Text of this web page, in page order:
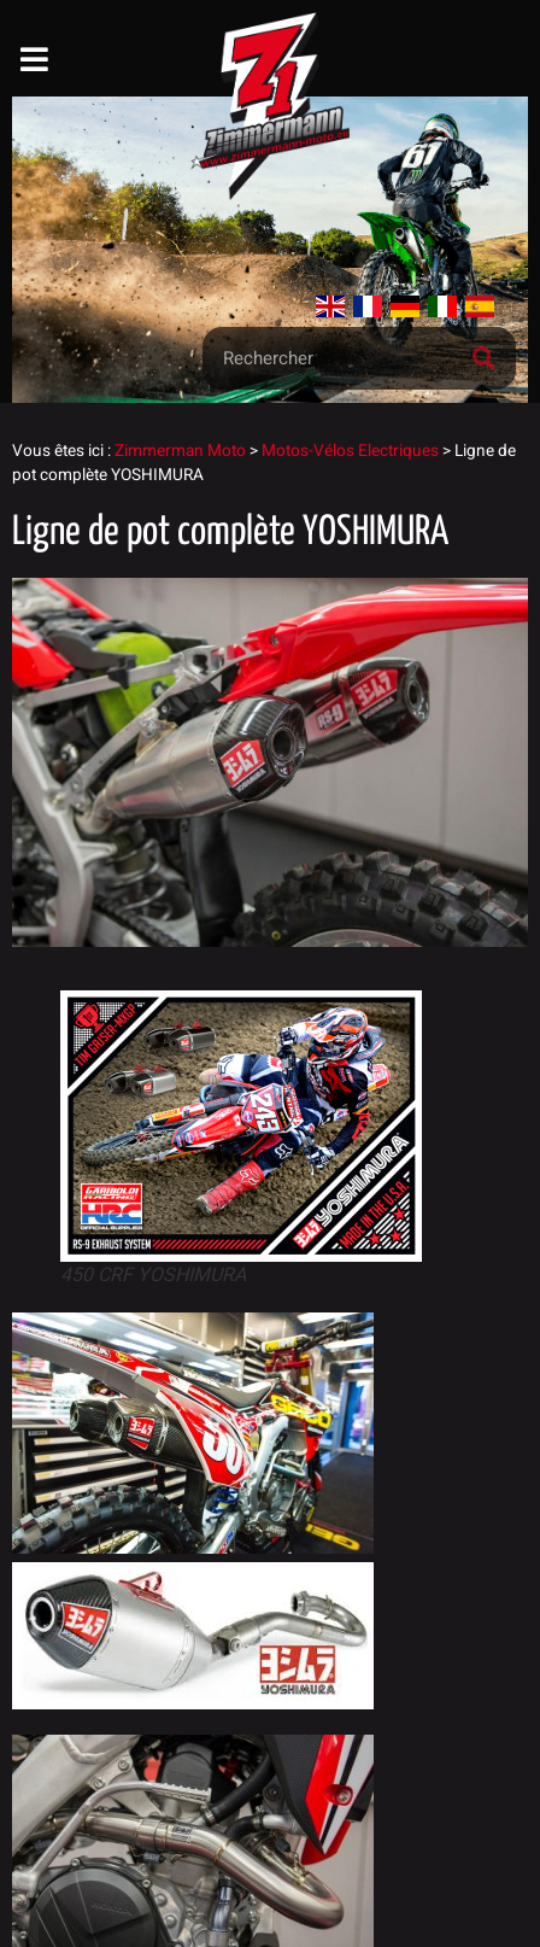
Vous êtes ici :Zimmerman Moto> Motos-Vélos Electriques> Ligne de
pot complète YOSHIMURA
Ligne de pot complète YOSHIMURA
450 CRF YOSHIMURA